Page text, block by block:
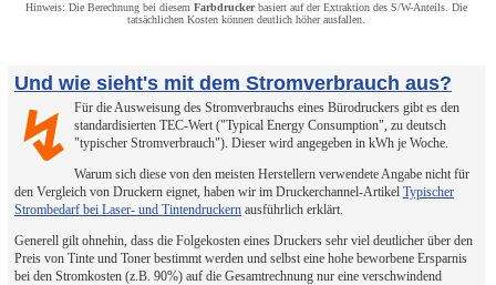
Hinweis: Die Berechnung bei diesem Farbdruckerbasiert auf der Extraktion des S/W-Anteils. Die
tatsächlichen Kosten können deutlich höher ausfallen.
Und wie sieht's mit dem Stromverbrauch aus?
↯
Für die Ausweisung des Stromverbrauchs eines Bürodruckers gibt es den
standardisierten TEC-Wert ("Typical Energy Consumption", zu deutsch
"typischer Stromverbrauch"). Dieser wird angegeben in kWh je Woche.
Warum sich diese von den meisten Herstellern verwendete Angabe nicht für
den Vergleich von Druckern eignet, haben wir im Druckerchannel-Artikel Typischer
Strombedarf bei Laser- und Tintendruckern ausführlich erklärt.
Generell gilt ohnehin, dass die Folgekosten eines Druckers sehr viel deutlicher über den
Preis von Tinte und Toner bestimmt werden und selbst eine hohe beworbene Ersparnis
bei den Stromkosten (z.B. 90%) auf die Gesamtrechnung nur eine verschwindend